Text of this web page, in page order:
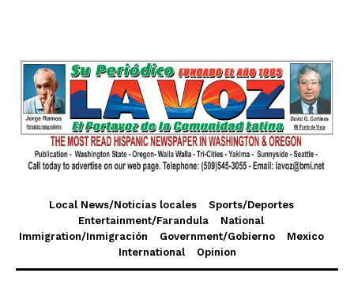
Local News/Noticias locales
Sports/Deportes
Entertainment/Farandula
National
Immigration/Inmigración
Government/Gobierno
Mexico
International
Opinion